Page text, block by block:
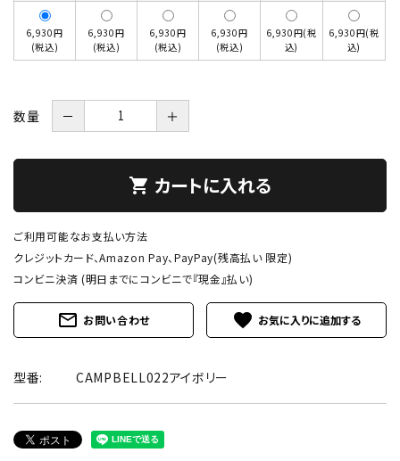
6,930円
(税込)
6,930円
(税込)
6,930円
(税込)
6,930円
(税込)
6,930円(税
込)
6,930円(税
込)
数量 － ＋
shopping_cart カートに入れる
ご利用可能なお支払い方法
クレジットカード、Amazon Pay、PayPay(残高払い 限定)
コンビニ決済 (明日までにコンビニで『現金』払い)
mail_outline お問い合わせ favorite
型番: CAMPBELL022アイボリー